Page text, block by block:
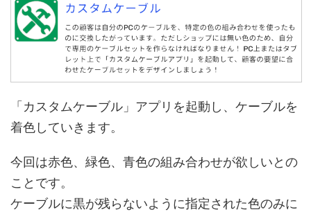
「カスタムケーブル」アプリを起動し、ケーブルを
着色していきます。
今回は赤色、緑色、青色の組み合わせが欲しいとの
ことです。
ケーブルに黒が残らないように指定された色のみに